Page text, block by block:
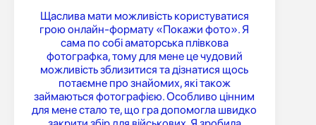
Щаслива мати можливість користуватися
грою онлайн-формату «Покажи фото». Я
сама по собі аматорська плівкова
фотографка, тому для мене це чудовий
можливість зблизитися та дізнатися щось
потаємне про знайомих, які також
займаються фотографією. Особливо цінним
для мене стало те, що гра допомогла швидко